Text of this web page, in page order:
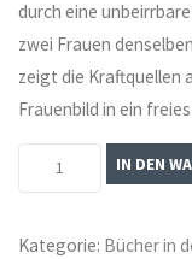
durch eine
zwei Frauen
zeigt die Kraftquellen
Frauenbild in ein
Weiche
IN DEN
Kategorie: Bücher in